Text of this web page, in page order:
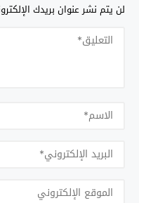
لن يتم نشر عنوان بريدك